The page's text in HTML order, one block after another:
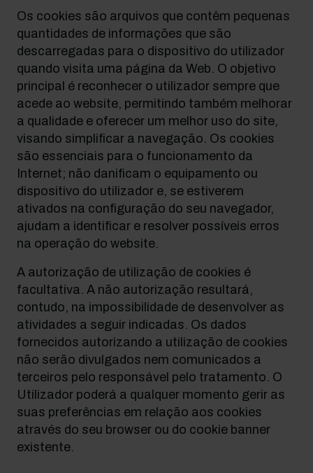
Os cookies são arquivos que contêm pequenas
quantidades de informações que são
descarregadas para o dispositivo do utilizador
quando visita uma página da Web. O objetivo
principal é reconhecer o utilizador sempre que
acede ao website, permitindo também melhorar
a qualidade e oferecer um melhor uso do site,
visando simplificar a navegação. Os cookies
são essenciais para o funcionamento da
Internet; não danificam o equipamento ou
dispositivo do utilizador e, se estiverem
ativados na configuração do seu navegador,
ajudam a identificar e resolver possíveis erros
na operação do website.
A autorização de utilização de cookies é
facultativa. A não autorização resultará,
contudo, na impossibilidade de desenvolver as
atividades a seguir indicadas. Os dados
fornecidos autorizando a utilização de cookies
não serão divulgados nem comunicados a
terceiros pelo responsável pelo tratamento. O
Utilizador poderá a qualquer momento gerir as
suas preferências em relação aos cookies
através do seu browser ou do cookie banner
existente.